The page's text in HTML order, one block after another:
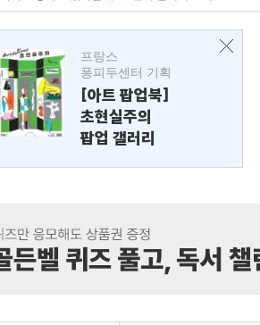
프랑스
퐁피두센터 기획
[아트 팝업북]
초현실주의
팝업 갤러리